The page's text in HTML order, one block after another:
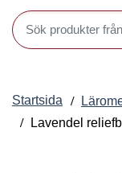
Sök produkter i
Startsida
Lavendel